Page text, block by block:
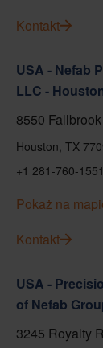
Kontakt
USA - Nefab
LLC -
8550
Houston, TX
+1 281-760-1551
Pokaż na
Kontakt
USA -
of Nefab
3245 Royalty